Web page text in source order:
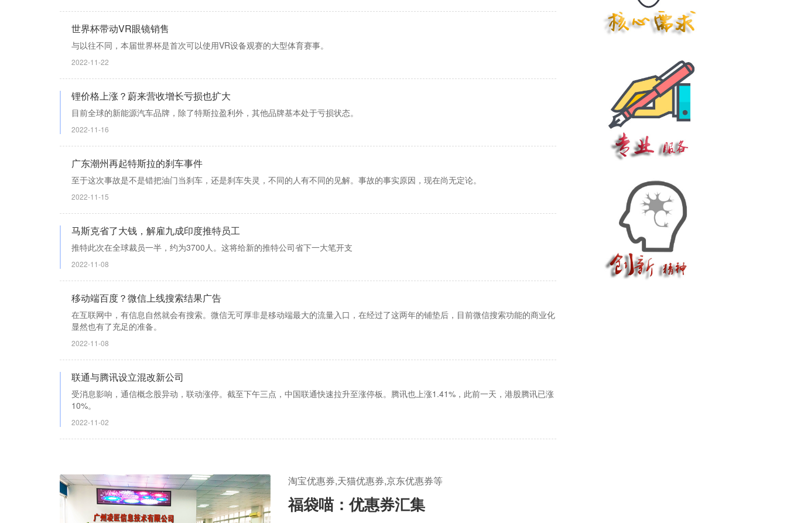
世界杯带动VR眼镜销售
与以往不同，本届世界杯是首次可以使用VR设备观赛的大型体育赛事。
2022-11-22
锂价格上涨？蔚来营收增长亏损也扩大
目前全球的新能源汽车品牌，除了特斯拉盈利外，其他品牌基本处于亏损状态。
2022-11-16
广东潮州再起特斯拉的刹车事件
至于这次事故是不是错把油门当刹车，还是刹车失灵，不同的人有不同的见解。事故的事实原因，现在尚无定论。
2022-11-15
马斯克省了大钱，解雇九成印度推特员工
推特此次在全球裁员一半，约为3700人。这将给新的推特公司省下一大笔开支
2022-11-08
移动端百度？微信上线搜索结果广告
在互联网中，有信息自然就会有搜索。微信无可厚非是移动端最大的流量入口，在经过了这两年的铺垫后，目前微信搜索功能的商业化
显然也有了充足的准备。
2022-11-08
联通与腾讯设立混改新公司
受消息影响，通信概念股异动，联动涨停。截至下午三点，中国联通快速拉升至涨停板。腾讯也上涨1.41%，此前一天，港股腾讯已涨
10%。
2022-11-02
淘宝优惠券,天猫优惠券,京东优惠券等
福袋喵：优惠券汇集